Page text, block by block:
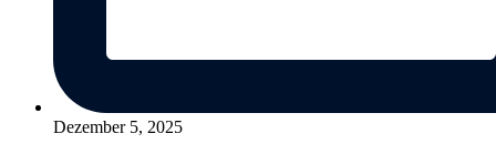
Dezember 5, 2025